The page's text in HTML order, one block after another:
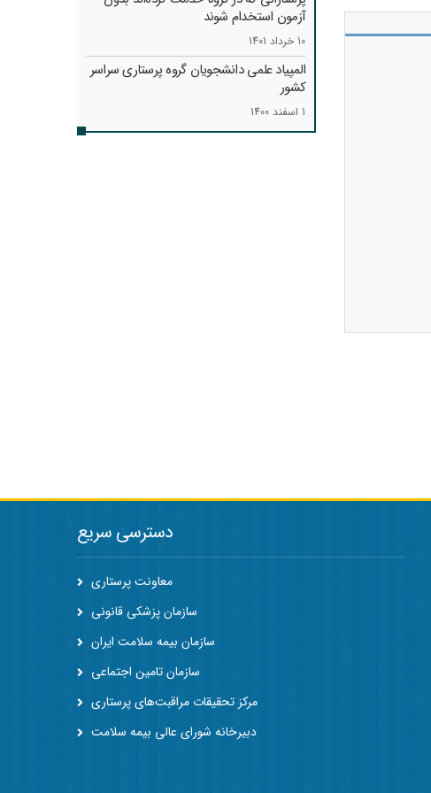
آزمون استخدام شوند
10 خرداد 1401
المپیاد علمی دانشجویان گروه پرستاری سراسر
کشور
1 اسفند 1400
دسترسی سریع
معاونت پرستاری
سازمان پزشکی قانونی
سازمان بیمه سلامت ایران
سازمان تامین اجتماعی
مرکز تحقیقات مراقبت‌های پرستاری
دبیرخانه شورای عالی بیمه سلامت